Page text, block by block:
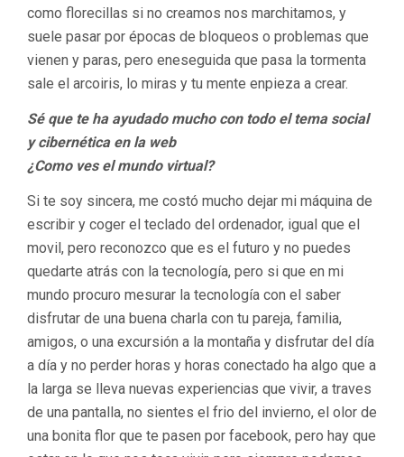
como florecillas si no creamos nos marchitamos, y
suele pasar por épocas de bloqueos o problemas que
vienen y paras, pero eneseguida que pasa la tormenta
sale el arcoiris, lo miras y tu mente enpieza a crear.
Sé que te ha ayudado mucho con todo el tema social
y cibernética en la web
¿Como ves el mundo virtual?
Si te soy sincera, me costó mucho dejar mi máquina de
escribir y coger el teclado del ordenador, igual que el
movil, pero reconozco que es el futuro y no puedes
quedarte atrás con la tecnología, pero si que en mi
mundo procuro mesurar la tecnología con el saber
disfrutar de una buena charla con tu pareja, familia,
amigos, o una excursión a la montaña y disfrutar del día
a día y no perder horas y horas conectado ha algo que a
la larga se lleva nuevas experiencias que vivir, a traves
de una pantalla, no sientes el frio del invierno, el olor de
una bonita flor que te pasen por facebook, pero hay que